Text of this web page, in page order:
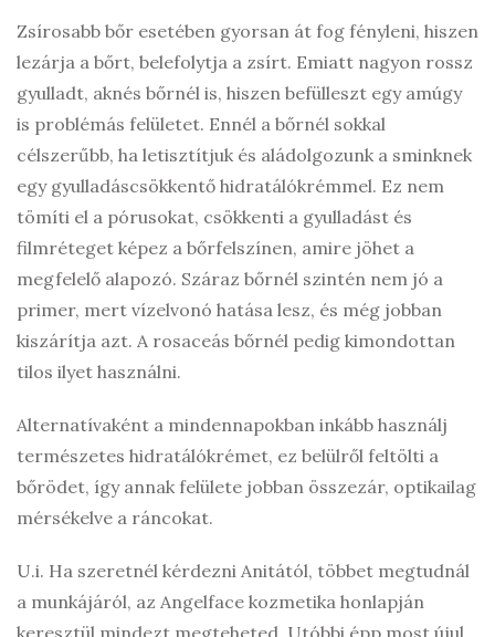
Zsírosabb bőr esetében gyorsan át fog fényleni, hiszen
lezárja a bőrt, belefolytja a zsírt. Emiatt nagyon rossz
gyulladt, aknés bőrnél is, hiszen befülleszt egy amúgy
is problémás felületet. Ennél a bőrnél sokkal
célszerűbb, ha letisztítjuk és aládolgozunk a sminknek
egy gyulladáscsökkentő hidratálókrémmel. Ez nem
tömíti el a pórusokat, csökkenti a gyulladást és
filmréteget képez a bőrfelszínen, amire jöhet a
megfelelő alapozó. Száraz bőrnél szintén nem jó a
primer, mert vízelvonó hatása lesz, és még jobban
kiszárítja azt. A rosaceás bőrnél pedig kimondottan
tilos ilyet használni.
Alternatívaként a mindennapokban inkább használj
természetes hidratálókrémet, ez belülről feltölti a
bőrödet, így annak felülete jobban összezár, optikailag
mérsékelve a ráncokat.
U.i. Ha szeretnél kérdezni Anitától, többet megtudnál
a munkájáról, az Angelface kozmetika honlapján